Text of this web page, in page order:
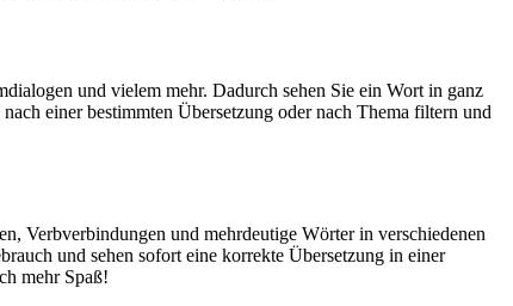
und vielem mehr. Dadurch sehen Sie ein Wort in ganz
einer bestimmten Übersetzung oder nach Thema filtern und
Verbverbindungen und mehrdeutige Wörter in verschiedenen
und sehen sofort eine korrekte Übersetzung in einer
mehr Spaß!